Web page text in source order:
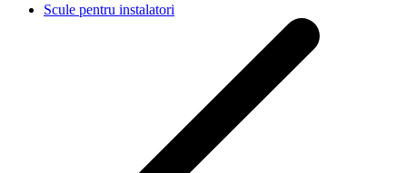
Scule pentru instalatori